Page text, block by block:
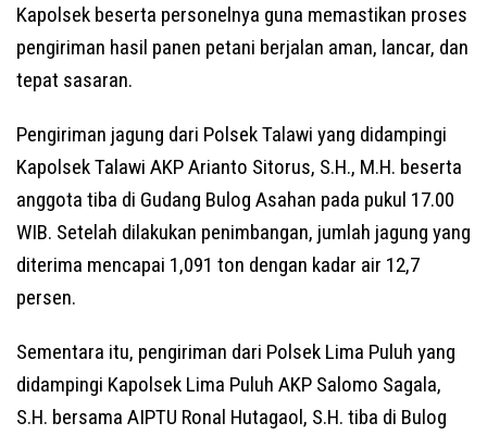
Kapolsek beserta personelnya guna memastikan proses
pengiriman hasil panen petani berjalan aman, lancar, dan
tepat sasaran.
Pengiriman jagung dari Polsek Talawi yang didampingi
Kapolsek Talawi AKP Arianto Sitorus, S.H., M.H. beserta
anggota tiba di Gudang Bulog Asahan pada pukul 17.00
WIB. Setelah dilakukan penimbangan, jumlah jagung yang
diterima mencapai 1,091 ton dengan kadar air 12,7
persen.
Sementara itu, pengiriman dari Polsek Lima Puluh yang
didampingi Kapolsek Lima Puluh AKP Salomo Sagala,
S.H. bersama AIPTU Ronal Hutagaol, S.H. tiba di Bulog